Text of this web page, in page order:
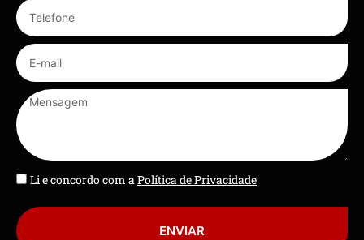
Li e concordo com aPolítica de Privacidade
ENVIAR